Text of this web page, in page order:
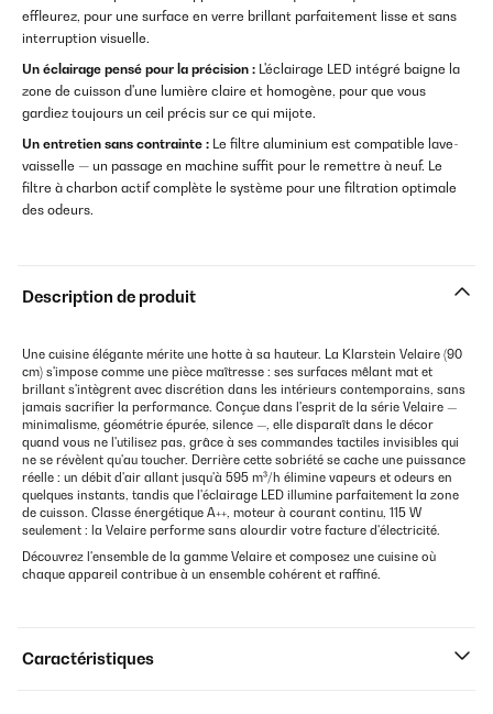
effleurez, pour une surface en verre brillant parfaitement lisse et sans
interruption visuelle.
Un éclairage pensé pour la précision : L'éclairage LED intégré baigne la
zone de cuisson d'une lumière claire et homogène, pour que vous
gardiez toujours un œil précis sur ce qui mijote.
Un entretien sans contrainte : Le filtre aluminium est compatible lave-
vaisselle — un passage en machine suffit pour le remettre à neuf. Le
filtre à charbon actif complète le système pour une filtration optimale
des odeurs.
Description de produit
Une cuisine élégante mérite une hotte à sa hauteur. La Klarstein Velaire (90
cm) s'impose comme une pièce maîtresse : ses surfaces mêlant mat et
brillant s'intègrent avec discrétion dans les intérieurs contemporains, sans
jamais sacrifier la performance. Conçue dans l'esprit de la série Velaire —
minimalisme, géométrie épurée, silence —, elle disparaît dans le décor
quand vous ne l'utilisez pas, grâce à ses commandes tactiles invisibles qui
ne se révèlent qu'au toucher. Derrière cette sobriété se cache une puissance
réelle : un débit d'air allant jusqu'à 595 m³/h élimine vapeurs et odeurs en
quelques instants, tandis que l'éclairage LED illumine parfaitement la zone
de cuisson. Classe énergétique A++, moteur à courant continu, 115 W
seulement : la Velaire performe sans alourdir votre facture d'électricité.
Découvrez l'ensemble de la gamme Velaire et composez une cuisine où
chaque appareil contribue à un ensemble cohérent et raffiné.
Caractéristiques